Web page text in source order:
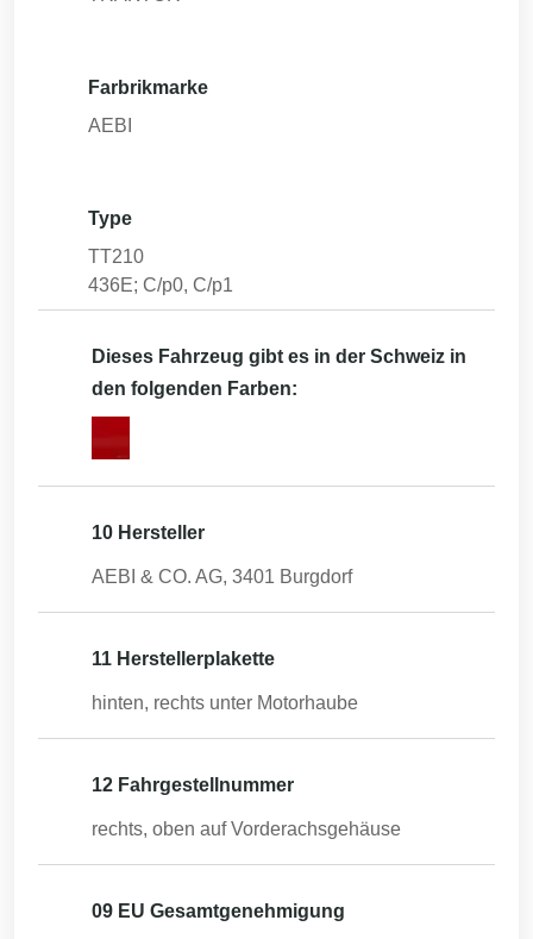
Farbrikmarke
AEBI
Type
TT210
436E; C/p0, C/p1
Dieses Fahrzeug gibt es in der Schweiz in
den folgenden Farben:
10 Hersteller
AEBI & CO. AG, 3401 Burgdorf
11 Herstellerplakette
hinten, rechts unter Motorhaube
12 Fahrgestellnummer
rechts, oben auf Vorderachsgehäuse
09 EU Gesamtgenehmigung